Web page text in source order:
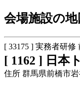
会場施設の
[ 33175 ] 実務者研修
[ 1162 ] 日本
住所 群馬県前橋市岩